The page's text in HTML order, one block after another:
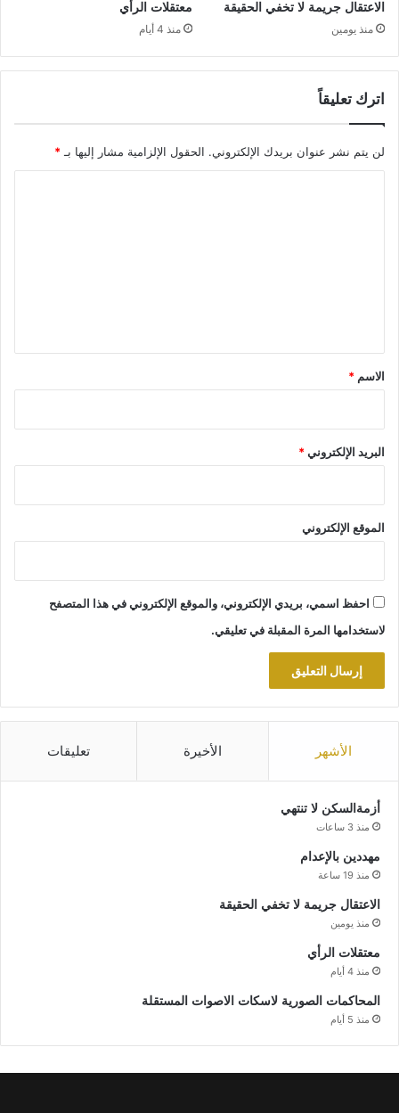
الاعتقال جريمة لا تخفي الحقيقة
منذ يومين
معتقلات الرأي
منذ 4 أيام
اترك تعليقاً
لن يتم نشر عنوان بريدك الإلكتروني. الحقول الإلزامية مشار إليها بـ *
*
الاسم *
البريد الإلكتروني*
الموقع الإلكتروني
احفظ اسمي، بريدي الإلكتروني، والموقع الإلكتروني في هذا المتصفح
لاستخدامها المرة المقبلة في تعليقي.
الأشهر الأخيرة تعليقات
أزمةالسكن لا تنتهي
منذ 3 ساعات
مهددين بالإعدام
منذ 19 ساعة
الاعتقال جريمة لا تخفي الحقيقة
منذ يومين
معتقلات الرأي
منذ 4 أيام
المحاكمات الصورية لاسكات الاصوات المستقلة
منذ 5 أيام